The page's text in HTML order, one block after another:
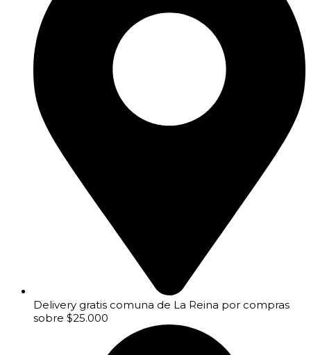
Delivery gratis comuna de La Reina por compras
sobre $25.000